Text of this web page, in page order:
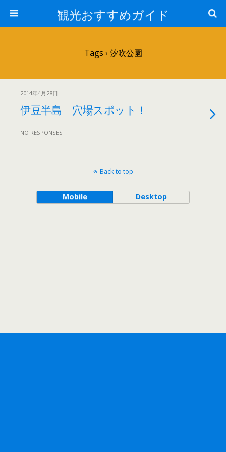
観光おすすめガイド
Tags › 汐吹公園
2014年4月28日
伊豆半島 穴場スポット！
NO RESPONSES
Back to top
Mobile Desktop